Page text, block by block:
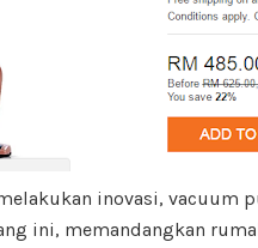
inovasi, vacuum
ini, memandangkan